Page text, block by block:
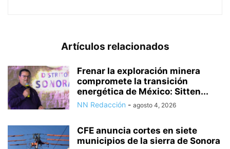
Artículos relacionados
Frenar la exploración minera
compromete la transición
energética de México: Sitten...
NN Redacción - agosto 4, 2026
CFE anuncia cortes en siete
municipios de la sierra de Sonora